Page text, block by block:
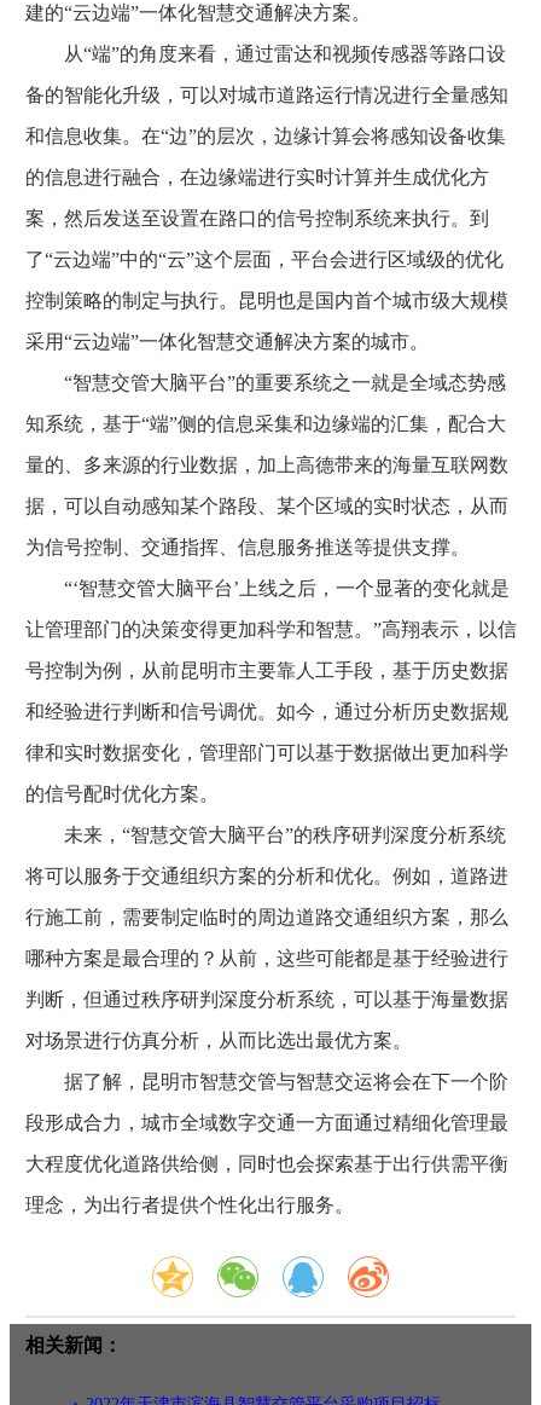
建的“云边端”一体化智慧交通解决方案。
从“端”的角度来看，通过雷达和视频传感器等路口设
备的智能化升级，可以对城市道路运行情况进行全量感知
和信息收集。在“边”的层次，边缘计算会将感知设备收集
的信息进行融合，在边缘端进行实时计算并生成优化方
案，然后发送至设置在路口的信号控制系统来执行。到
了“云边端”中的“云”这个层面，平台会进行区域级的优化
控制策略的制定与执行。昆明也是国内首个城市级大规模
采用“云边端”一体化智慧交通解决方案的城市。
“智慧交管大脑平台”的重要系统之一就是全域态势感
知系统，基于“端”侧的信息采集和边缘端的汇集，配合大
量的、多来源的行业数据，加上高德带来的海量互联网数
据，可以自动感知某个路段、某个区域的实时状态，从而
为信号控制、交通指挥、信息服务推送等提供支撑。
“‘智慧交管大脑平台’上线之后，一个显著的变化就是
让管理部门的决策变得更加科学和智慧。”高翔表示，以信
号控制为例，从前昆明市主要靠人工手段，基于历史数据
和经验进行判断和信号调优。如今，通过分析历史数据规
律和实时数据变化，管理部门可以基于数据做出更加科学
的信号配时优化方案。
未来，“智慧交管大脑平台”的秩序研判深度分析系统
将可以服务于交通组织方案的分析和优化。例如，道路进
行施工前，需要制定临时的周边道路交通组织方案，那么
哪种方案是最合理的？从前，这些可能都是基于经验进行
判断，但通过秩序研判深度分析系统，可以基于海量数据
对场景进行仿真分析，从而比选出最优方案。
据了解，昆明市智慧交管与智慧交运将会在下一个阶
段形成合力，城市全域数字交通一方面通过精细化管理最
大程度优化道路供给侧，同时也会探索基于出行供需平衡
理念，为出行者提供个性化出行服务。
相关新闻：